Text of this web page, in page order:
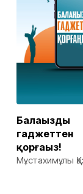
Балаңызды
гаджеттен
қорғаңыз!
Мұстахимұлы